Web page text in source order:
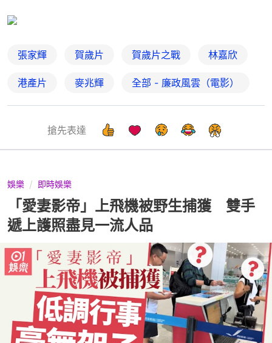
張家輝 賀歲片 賀歲片之戰 林嘉欣
港產片 麥兆輝 全部 - 廉政風雲（電影）
搶先表達
娛樂 即時娛樂
「愛妻影帝」上飛機被野生捕獲 雙手
遞上護照盡見一流人品